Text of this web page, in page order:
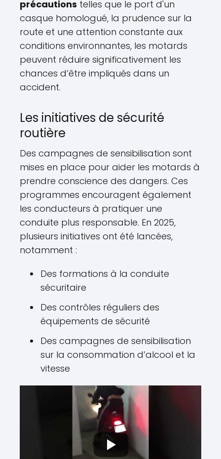
précautions telles que le port d'un
casque homologué, la prudence sur la
route et une attention constante aux
conditions environnantes, les motards
peuvent réduire significativement les
chances d’être impliqués dans un
accident.
Les initiatives de sécurité
routière
Des campagnes de sensibilisation sont
mises en place pour aider les motards à
prendre conscience des dangers. Ces
programmes encouragent également
les conducteurs à pratiquer une
conduite plus responsable. En 2025,
plusieurs initiatives ont été lancées,
notamment :
Des formations à la conduite
sécuritaire
Des contrôles réguliers des
équipements de sécurité
Des campagnes de sensibilisation
sur la consommation d’alcool et la
vitesse